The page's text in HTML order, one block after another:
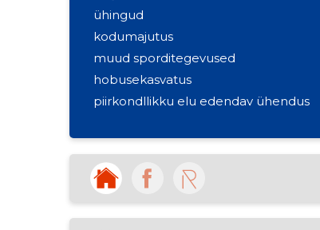
ühingud
kodumajutus
muud sporditegevused
hobusekasvatus
piirkondllikku elu edendav ühendus